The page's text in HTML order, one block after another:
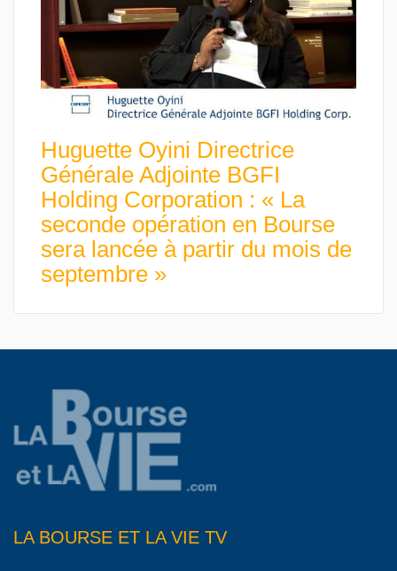
Huguette Oyini Directrice
Générale Adjointe BGFI
Holding Corporation : « La
seconde opération en Bourse
sera lancée à partir du mois de
septembre »
LA BOURSE ET LA VIE TV